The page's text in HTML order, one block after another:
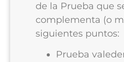
de la Prueba que
complementa (o
siguientes puntos:
Prueba